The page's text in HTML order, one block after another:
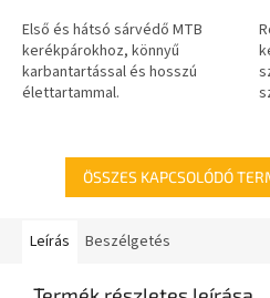
0,0
csillag.
Első és hátsó sárvédő MTB
kerékpárokhoz, könnyű
karbantartással és hosszú
élettartammal.
ÖSSZES KAPCSOLÓDÓ
Leírás Beszélgetés